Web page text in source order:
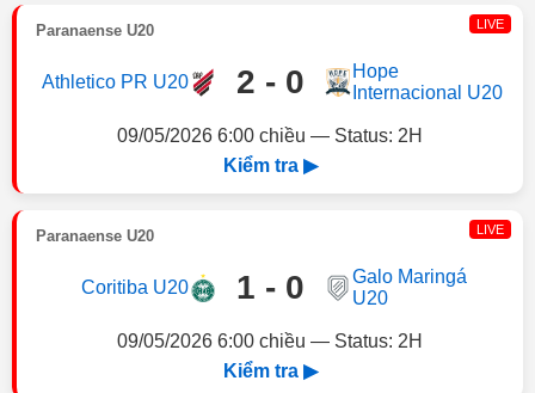
Paranaense U20 LIVE
Athletico PR U20 2 - 0
Hope
Internacional U20
09/05/2026 6:00 chiều — Status: 2H
Kiểm tra ▶
Paranaense U20 LIVE
Coritiba U20 1 - 0
Galo Maringá
U20
09/05/2026 6:00 chiều — Status: 2H
Kiểm tra ▶